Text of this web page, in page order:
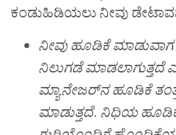
ಕಂಡುಹಿಡಿಯಲು ನೀವು
ನೀವು ಹೂಡಿಕೆ ಮಾಡುವಾಗ
ನಿಲುಗಡೆ ಮಾಡಲಾಗುತ್ತದೆ
ಮ್ಯಾನೇಜರ್‌ನ ಹೂಡಿಕೆ
ಮಾಡುತ್ತದೆ. ನಿಧಿಯ ಹೂಡಿಕೆ